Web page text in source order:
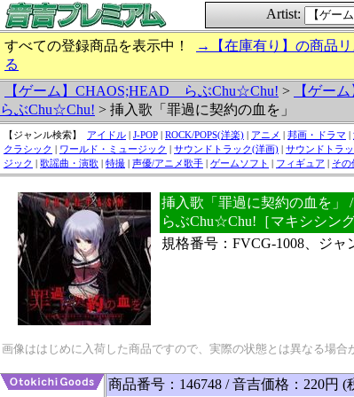
Artist:
すべての登録商品を表示中！
→【在庫有り】の商品
る
【ゲーム】CHAOS;HEAD らぶChu☆Chu! >
【ゲー
らぶChu☆Chu! > 挿入歌「罪過に契約の血を」
【ジャンル検索】 アイドル | J-POP | ROCK/POPS(洋楽) | アニメ | 邦画・ドラマ |
クラシック | ワールド・ミュージック | サウンドトラック(洋画) | サウンドトラ
ジック | 歌謡曲・演歌 | 特撮 | 声優/アニメ歌手 | ゲームソフト | フィギュア | その
挿入歌「罪過に契約の血を
らぶChu☆Chu!［マキシシング
規格番号：FVCG-1008、ジ
画像ははじめに入荷した商品ですので、実際の状態とは異なる場合
商品番号：146748 / 音吉価格：220円 (